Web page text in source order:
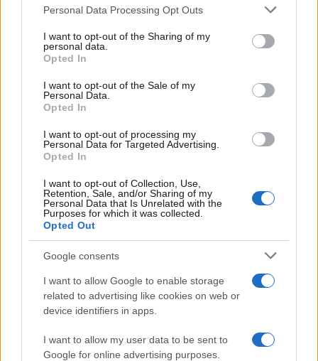
Please note that this website/app uses one or more Google
not limited to your visit or usage behaviour. You may click to
grant or deny consent to Google and its third-party tags to
use your data for below specified purposes in below Google
consent section.
Personal Data Processing Opt Outs
I want to opt-out of the Sharing of my
personal data.
Opted In
I want to opt-out of the Sale of my
Personal Data.
Opted In
I want to opt-out of processing my
Personal Data for Targeted Advertising.
Opted In
I want to opt-out of Collection, Use,
Retention, Sale, and/or Sharing of my
Personal Data that Is Unrelated with the
Purposes for which it was collected.
Opted Out
Google consents
I want to allow Google to enable storage
related to advertising like cookies on web or
device identifiers in apps.
I want to allow my user data to be sent to
Google for online advertising purposes.
Σχόλια
Σχολίασε εδώ
Υποβολή σχολίου
Όροι Χρήσης . Το site προστατεύεται από reCAPTCHA, ισχύουν
Πολιτική Απορρήτου
Όροι Χρήσης
ΣΕΙΡΑ
ΤΡΕΙΛΕΡ